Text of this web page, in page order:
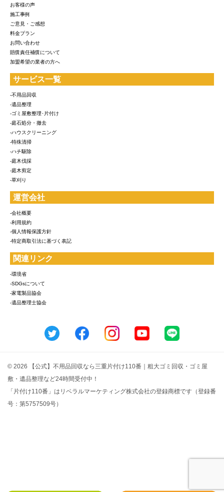
お客様の声
施工事例
ご意見・ご感想
料金プラン
お問い合わせ
賠償責任補償について
加盟希望の業者の方へ
サービス一覧
-不用品回収
-遺品整理
-ゴミ屋敷整理･片付け
-庭石処分・撤去
-ハウスクリーニング
-特殊清掃
-ハチ駆除
-庭木伐採
-庭木剪定
-草刈り
運営会社
-会社概要
-利用規約
-個人情報保護方針
-特定商取引法に基づく表記
関連リンク
-環境省
-SDGsについて
-家電製品協会
-遺品整理士協会
© 2026 【公式】不用品回収なら三重片付け110番｜粗大ゴミ回収・ゴミ屋
敷・遺品整理など24時間受付中！
「片付け110番」はリベラルマーケティング株式会社の登録商標です（登録番
号：第5757509号）